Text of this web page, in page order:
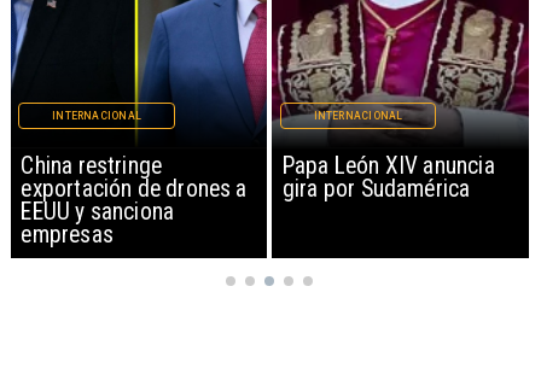
China restringe
exportación de drones a
EEUU y sanciona
empresas
INTERNACIONAL
Papa León XIV anuncia
gira por Sudamérica
INTERNACIONAL